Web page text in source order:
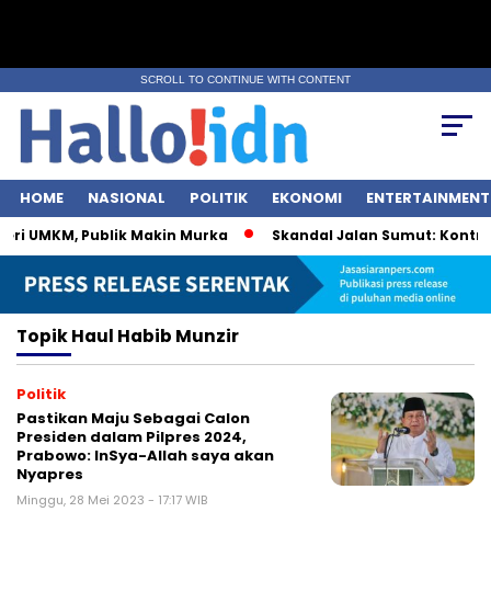
SCROLL TO CONTINUE WITH CONTENT
HOME NASIONAL POLITIK EKONOMI ENTERTAINMENT
UMKM, Publik Makin Murka Skandal Jalan Sumut:
TopikHaul Habib Munzir
Politik
Pastikan Maju Sebagai Calon
Presiden dalam Pilpres 2024,
Prabowo: InSya-Allah saya akan
Nyapres
Minggu, 28 Mei 2023 - 17:17 WIB